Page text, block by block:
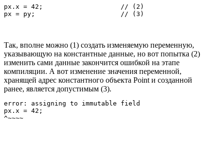
px.x = 42;                    // (2)
Так, вполне можно (1) создать изменяемую переменную,
указывающую на константные данные, но вот попытка (2)
изменить сами данные закончится ошибкой на этапе
компиляции. А вот изменение значения переменной,
хранящей адрес константного объекта Point и созданной
ранее, является допустимым (3).
error: assigning to immutable field
px.x = 42;